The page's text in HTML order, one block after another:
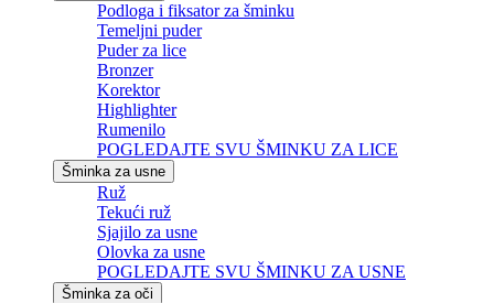
Podloga i fiksator za šminku
Temeljni puder
Puder za lice
Bronzer
Korektor
Highlighter
Rumenilo
POGLEDAJTE SVU ŠMINKU ZA LICE
Šminka za usne
Ruž
Tekući ruž
Sjajilo za usne
Olovka za usne
POGLEDAJTE SVU ŠMINKU ZA USNE
Šminka za oči